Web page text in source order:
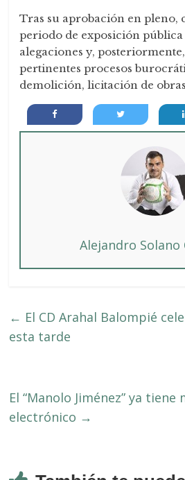
Tras su aprobación en pleno,
periodo de exposición pública
alegaciones y,
pertinentes procesos
demolición, licitación de
Alejandro Solano
← El CD Arahal Balompié
esta tarde
El “Manolo Jiménez” ya tiene
electrónico →